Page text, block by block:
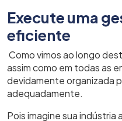
Execute uma
eficiente
Como vimos ao longo
assim como em todas as
devidamente organizada
adequadamente.
Pois imagine sua